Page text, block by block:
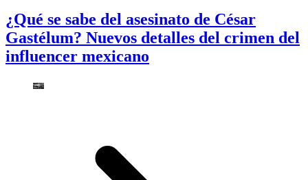
¿Qué se sabe del asesinato de César
Gastélum? Nuevos detalles del crimen del
influencer mexicano